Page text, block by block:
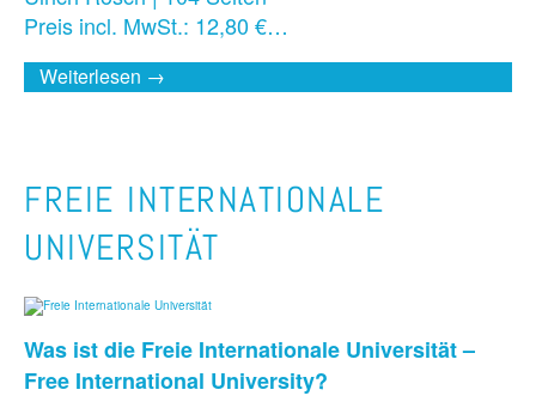
Preis incl. MwSt.: 12,80 €…
Weiterlesen →
FREIE INTERNATIONALE
UNIVERSITÄT
Was ist die Freie Internationale Universität –
Free International University?